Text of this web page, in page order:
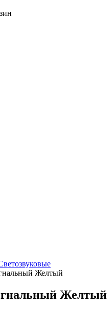
Желтый
Желтый